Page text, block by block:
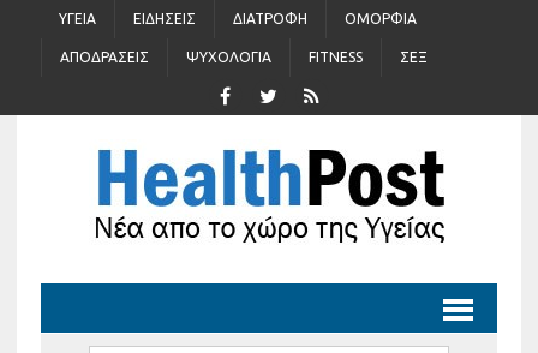
ΥΓΕΊΑ ΕΙΔΉΣΕΙΣ ΔΙΑΤΡΟΦΉ ΟΜΟΡΦΙΆ
ΑΠΟΔΡΆΣΕΙΣ ΨΥΧΟΛΟΓΊΑ FITNESS ΣΈΞ